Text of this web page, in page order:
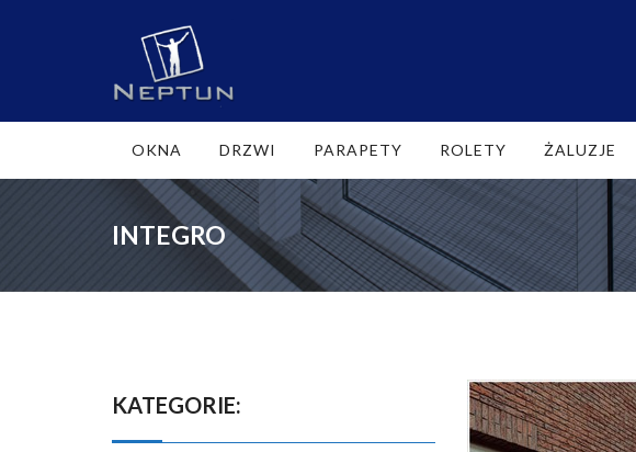
OKNA DRZWI PARAPETY ROLETY ŻALUZJE
INTEGRO
KATEGORIE: